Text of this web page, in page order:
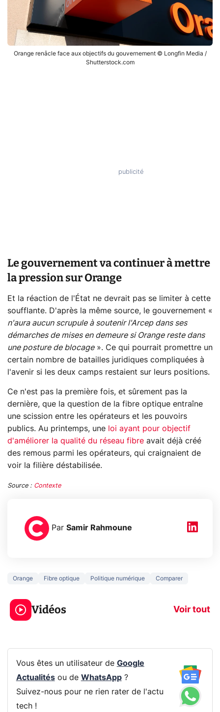
Orange renâcle face aux objectifs du gouvernement © Longfin Media /
Shutterstock.com
Le gouvernement va continuer à mettre
la pression sur Orange
Et la réaction de l'État ne devrait pas se limiter à cette
soufflante. D'après la même source, le gouvernement «
n'aura aucun scrupule à soutenir l'Arcep dans ses
démarches de mises en demeure si Orange reste dans
une posture de blocage». Ce qui pourrait promettre un
certain nombre de batailles juridiques compliquées à
l'avenir si les deux camps restaient sur leurs positions.
Ce n'est pas la première fois, et sûrement pas la
dernière, que la question de la fibre optique entraîne
une scission entre les opérateurs et les pouvoirs
publics. Au printemps, une loi ayant pour objectif
d'améliorer la qualité du réseau fibre avait déjà créé
des remous parmi les opérateurs, qui craignaient de
voir la filière déstabilisée.
Source : Contexte
Par Samir Rahmoune
Orange Fibre optique Politique numérique Comparer
Vidéos Voir tout
5 générations de
jeux dans la
prochaine Xbox !
Ce que vous
navigation
Vous êtes un utilisateur de Google
Actualitésou de WhatsApp?
Suivez-nous pour ne rien rater de l'actu
tech !